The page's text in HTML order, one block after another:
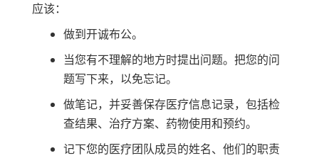
应该：
做到开诚布公。
当您有不理解的地方时提出问题。把您的问
题写下来，以免忘记。
做笔记，并妥善保存医疗信息记录，包括检
查结果、治疗方案、药物使用和预约。
记下您的医疗团队成员的姓名、他们的职责